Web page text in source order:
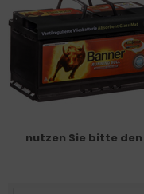
nutzen Sie bitte den